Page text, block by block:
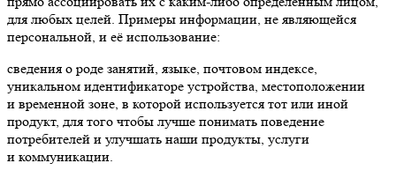
для любых целей. Примеры информации, не являющейся
персональной, и её использование:
сведения о роде занятий, языке, почтовом индексе,
уникальном идентификаторе устройства, местоположении
и временной зоне, в которой используется тот или иной
продукт, для того чтобы лучше понимать поведение
потребителей и улучшать наши продукты, услуги
и коммуникации.